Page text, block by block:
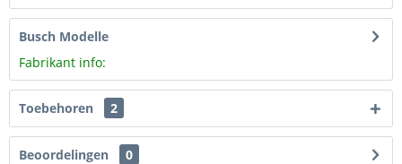
Busch Modelle
Fabrikant info:
Toebehoren 2
Beoordelingen
0